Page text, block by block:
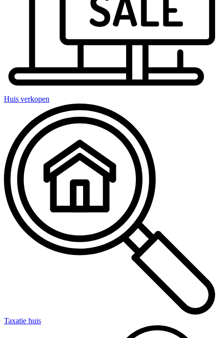
Huis verkopen
Taxatie huis